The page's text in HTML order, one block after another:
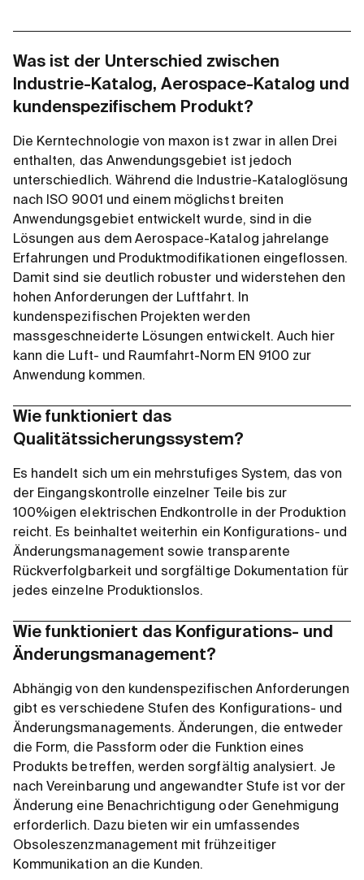
Was ist der Unterschied zwischen
Industrie-Katalog, Aerospace-Katalog und
kundenspezifischem Produkt?
Die Kerntechnologie von maxon ist zwar in allen Drei
enthalten, das Anwendungsgebiet ist jedoch
unterschiedlich. Während die Industrie-Kataloglösung
nach ISO 9001 und einem möglichst breiten
Anwendungsgebiet entwickelt wurde, sind in die
Lösungen aus dem Aerospace-Katalog jahrelange
Erfahrungen und Produktmodifikationen eingeflossen.
Damit sind sie deutlich robuster und widerstehen den
hohen Anforderungen der Luftfahrt. In
kundenspezifischen Projekten werden
massgeschneiderte Lösungen entwickelt. Auch hier
kann die Luft- und Raumfahrt-Norm EN 9100 zur
Anwendung kommen.
Wie funktioniert das
Qualitätssicherungssystem?
Es handelt sich um ein mehrstufiges System, das von
der Eingangskontrolle einzelner Teile bis zur
100%igen elektrischen Endkontrolle in der Produktion
reicht. Es beinhaltet weiterhin ein Konfigurations- und
Änderungsmanagement sowie transparente
Rückverfolgbarkeit und sorgfältige Dokumentation für
jedes einzelne Produktionslos.
Wie funktioniert das Konfigurations- und
Änderungsmanagement?
Abhängig von den kundenspezifischen Anforderungen
gibt es verschiedene Stufen des Konfigurations- und
Änderungsmanagements. Änderungen, die entweder
die Form, die Passform oder die Funktion eines
Produkts betreffen, werden sorgfältig analysiert. Je
nach Vereinbarung und angewandter Stufe ist vor der
Änderung eine Benachrichtigung oder Genehmigung
erforderlich. Dazu bieten wir ein umfassendes
Obsoleszenzmanagement mit frühzeitiger
Kommunikation an die Kunden.